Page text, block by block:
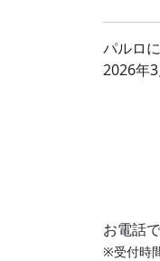
パルロ
2026年
お電話
※受付時